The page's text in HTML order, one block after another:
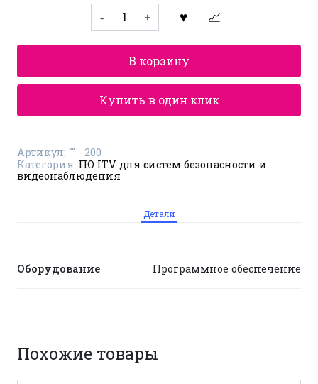
Количество
товара
Распознавание
лиц
Тевиан
Интеллект
Программное
обеспечение
"Интеллект"
лиц
В корзину
Купить в один клик
Артикул: "" - 200
Категория: ПО ITV для систем безопасности и
видеонаблюдения
Детали
Оборудование Программное обеспечение
Похожие товары